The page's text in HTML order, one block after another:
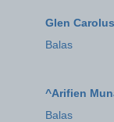
Glen Carolus
Balas
^Arifien
Balas